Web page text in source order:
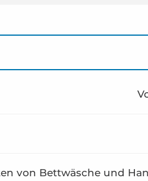
von Bettwäsche und